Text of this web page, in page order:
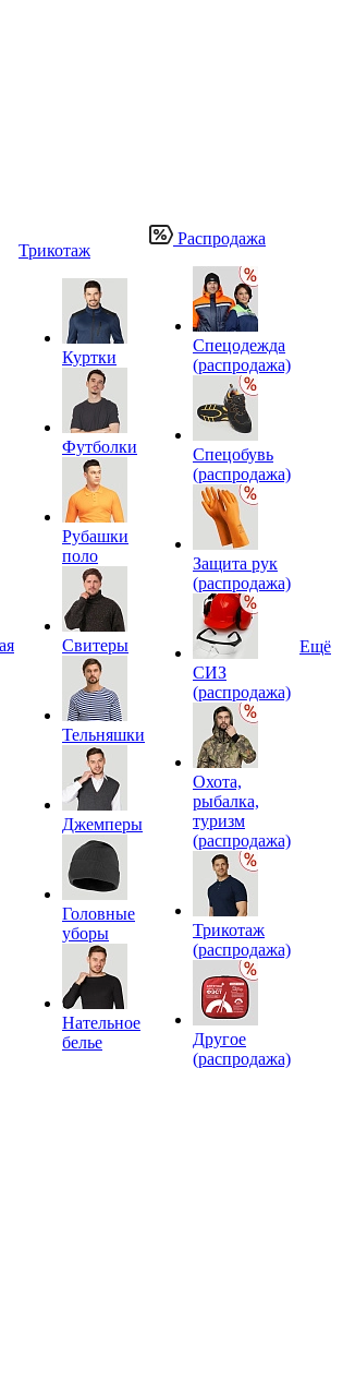
Трикотаж
Куртки
Футболки
Рубашки
поло
Свитеры
Тельняшки
Джемперы
Головные
уборы
Нательное
белье
Распродажа
Спецодежда
(распродажа)
Спецобувь
(распродажа)
Защита рук
(распродажа)
СИЗ
(распродажа)
Охота,
рыбалка,
туризм
(распродажа)
Трикотаж
(распродажа)
Другое
(распродажа)
Ещё